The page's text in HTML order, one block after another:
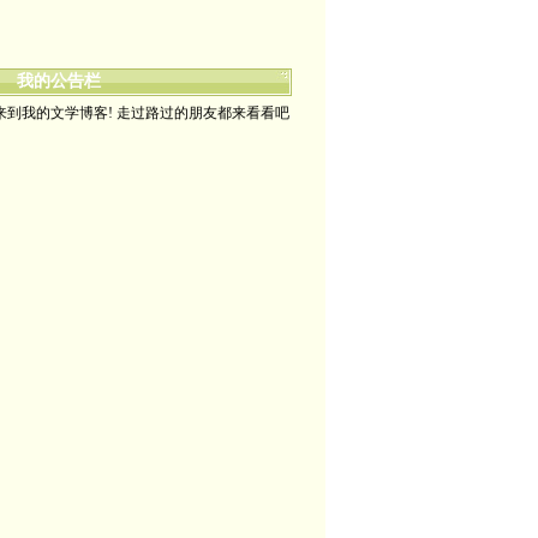
我的公告栏
到我的文学博客! 走过路过的朋友都来看看吧